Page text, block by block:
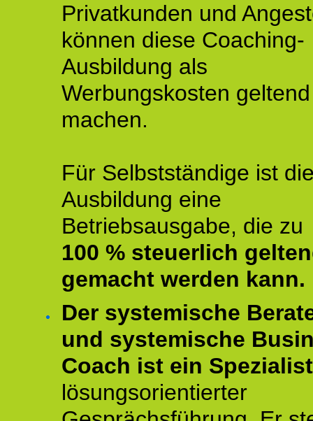
Privatkunden und
können diese Coaching-
Ausbildung als
Werbungskosten geltend
machen.
Für Selbstständige ist
Ausbildung eine
Betriebsausgabe, die zu
100 % steuerlich
gemacht werden kann.
Der systemische
und systemische
Coach ist ein
lösungsorientierter